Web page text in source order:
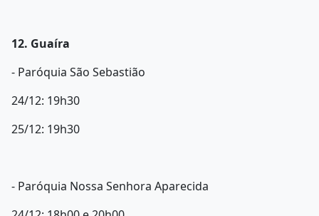
12. Guaíra
- Paróquia São Sebastião
24/12: 19h30
25/12: 19h30
- Paróquia Nossa Senhora Aparecida